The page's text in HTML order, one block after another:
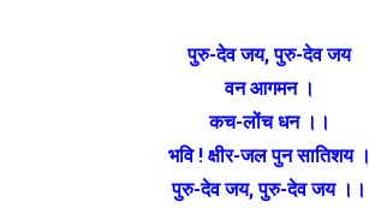
पुरु-देव जय,पुरु-देव जय
वन आगमन ।
कच-लोंच धन ।।
भवि ! क्षीर-जल पुन सातिशय ।
पुरु-देव जय,पुरु-देव जय ।।